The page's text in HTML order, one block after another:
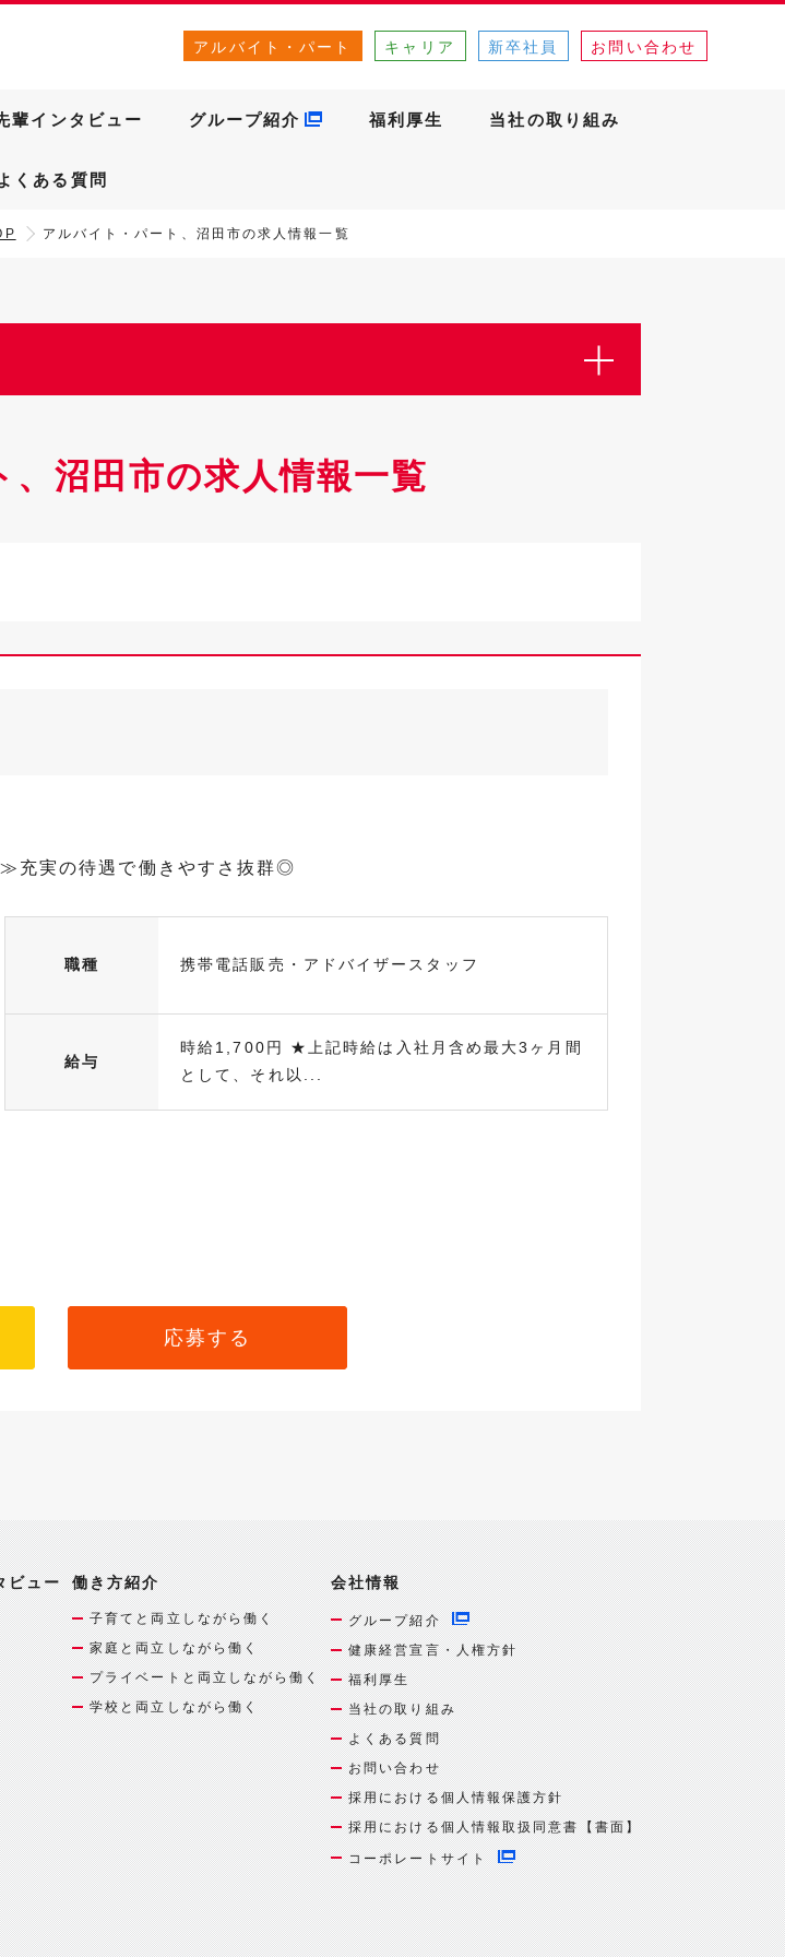
アルバイト・パート キャリア 新卒社員 お問い合わせ
輩インタビュー グループ紹介 福利厚生 当社の取り組み
くある質問
アルバイト・パート、沼田市の求人情報一覧
沼田市の求人情報一覧
充実の待遇で働きやすさ抜群◎
職種 携帯電話販売・アドバイザースタッフ
給与
時給1,700円 ★上記時給は入社月含め最大3ヶ月間
として、それ以...
応募する
ビュー 働き方紹介
子育てと両立しながら働く
家庭と両立しながら働く
プライベートと両立しながら働く
学校と両立しながら働く
会社情報
グループ紹介
健康経営宣言・人権方針
福利厚生
当社の取り組み
よくある質問
お問い合わせ
採用における個人情報保護方針
採用における個人情報取扱同意書【書面】
コーポレートサイト